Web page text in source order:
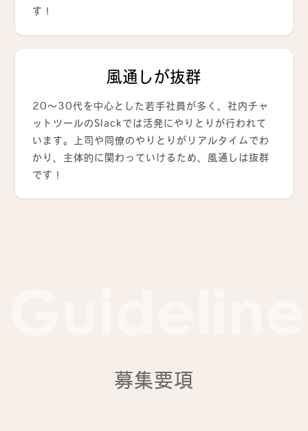
す！
風通しが抜群
20～30代を中心とした若手社員が多く、社内チャ
ットツールのSlackでは活発にやりとりが行われて
います。上司や同僚のやりとりがリアルタイムでわ
かり、主体的に関わっていけるため、風通しは抜群
です！
募集要項